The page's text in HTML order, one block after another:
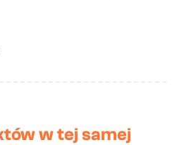
w tej samej